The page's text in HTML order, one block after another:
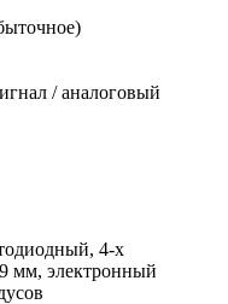
/ аналоговый
4-х
мм, электронный